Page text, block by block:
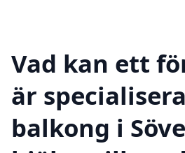
Vad kan ett
är
balkong i